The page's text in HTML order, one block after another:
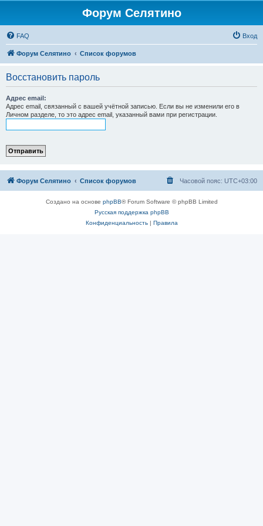
Форум Селятино
FAQ Вход
Форум Селятино Список форумов
Восстановить пароль
Адрес email:
Адрес email, связанный с вашей учётной записью. Если вы не изменили его в
Личном разделе, то это адрес email, указанный вами при регистрации.
Форум Селятино Список форумов Часовой пояс: UTC+03:00
Создано на основе phpBB® Forum Software © phpBB Limited
Русская поддержка phpBB
Конфиденциальность| Правила